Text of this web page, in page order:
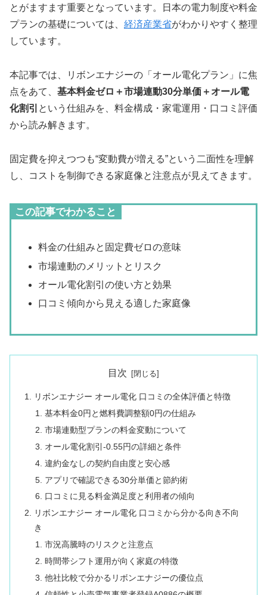
とがますます重要となっています。日本の電力制度や料金
プランの基礎については、 経済産業省がわかりやすく整理
しています。
本記事では、 リボンエナジーの「オール電化プラン」に焦
点をあて、 基本料金ゼロ＋市場連動30分単価＋オール電
化割引 という仕組みを、料金構成・家電運用・口コミ評価
から読み解きます。
固定費を抑えつつも“変動費が増える”という二面性を理解
し、コストを制御できる家庭像と注意点が見えてきます。
この記事でわかること
料金の仕組みと固定費ゼロの意味
市場連動のメリットとリスク
オール電化割引の使い方と効果
口コミ傾向から見える適した家庭像
目次
リボンエナジー オール電化 口コミの全体評価と特徴
基本料金0円と燃料費調整額0円の仕組み
市場連動型プランの料金変動について
オール電化割引-0.55円の詳細と条件
違約金なしの契約自由度と安心感
アプリで確認できる30分単価と節約術
口コミに見る料金満足度と利用者の傾向
リボンエナジー オール電化 口コミから分かる向き不向
き
市況高騰時のリスクと注意点
時間帯シフト運用が向く家庭の特徴
他社比較で分かるリボンエナジーの優位点